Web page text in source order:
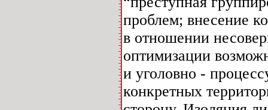
проблем; внесение
в отношении
оптимизации
и уголовно -
конкретных